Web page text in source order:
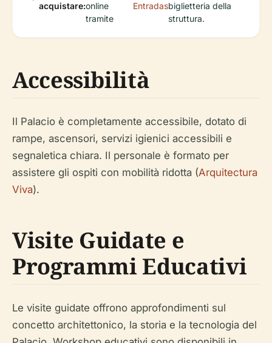
acquistare:online
tramite
Entradasbiglietteria della
struttura.
Accessibilità
Il Palacio è completamente accessibile, dotato di
rampe, ascensori, servizi igienici accessibili e
segnaletica chiara. Il personale è formato per
assistere gli ospiti con mobilità ridotta (Arquitectura
Viva).
Visite Guidate e
Programmi Educativi
Le visite guidate offrono approfondimenti sul
concetto architettonico, la storia e la tecnologia del